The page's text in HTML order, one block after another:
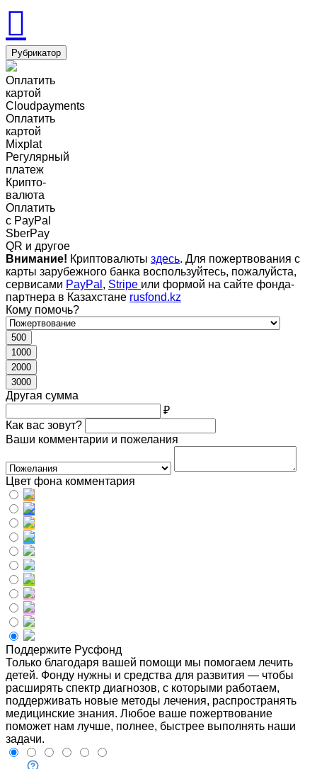
Рубрикатор
Оплатить
картой
Cloudpayments
Оплатить
картой
Mixplat
Регулярный
платеж
Крипто-
валюта
Оплатить
c PayPal
SberPay
QR и другое
Внимание! Криптовалюты здесь. Для пожертвования с
карты зарубежного банка воспользуйтесь, пожалуйста,
сервисами PayPal , Stripe или формой на сайте фонда-
партнера в Казахстане rusfond.kz
Кому помочь?
500
1000
2000
3000
Другая сумма
₽
Как вас зовут?
Ваши комментарии и пожелания
Цвет фона комментария
Поддержите Русфонд
Только благодаря вашей помощи мы помогаем лечить
детей. Фонду нужны и средства для развития — чтобы
расширять спектр диагнозов, с которыми работаем,
поддерживать новые методы лечения, распространять
медицинские знания. Любое ваше пожертвование
поможет нам лучше, полнее, быстрее выполнять наши
задачи.